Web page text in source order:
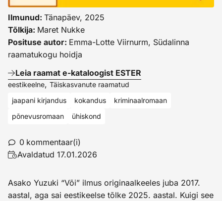
Ilmunud: Tänapäev, 2025
Tõlkija: Maret Nukke
Posituse autor: Emma-Lotte Viirnurm, Südalinna
raamatukogu hoidja
Leia raamat e-kataloogist ESTER
eestikeelne, Täiskasvanute raamatud
jaapani kirjandus
kokandus
kriminaalromaan
põnevusromaan
ühiskond
0 kommentaar(i)
Avaldatud 17.01.2026
Asako Yuzuki “Või” ilmus originaalkeeles juba 2017.
aastal, aga sai eestikeelse tõlke 2025. aastal. Kuigi see